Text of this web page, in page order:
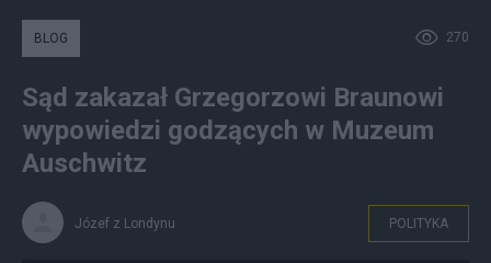
270
BLOG
Sąd zakazał Grzegorzowi Braunowi
wypowiedzi godzących w Muzeum
Auschwitz
Józef z Londynu POLITYKA